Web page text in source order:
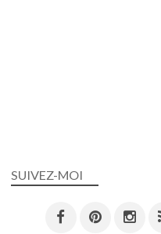
SUIVEZ-MOI